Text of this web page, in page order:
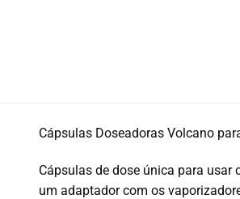
Cápsulas Doseadoras Volcano
Cápsulas de dose única para
um adaptador com os